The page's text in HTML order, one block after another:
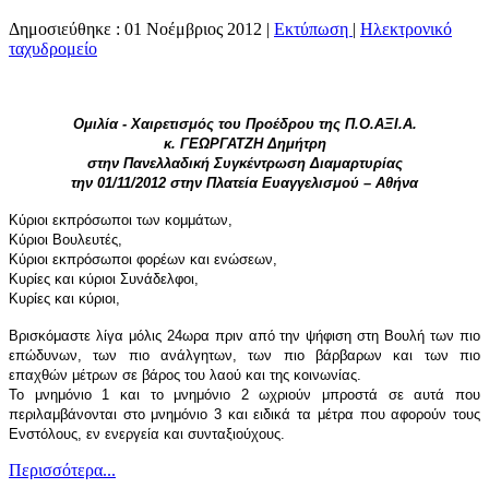
Δημοσιεύθηκε : 01 Νοέμβριος 2012 | Εκτύπωση | Ηλεκτρονικό
ταχυδρομείο
Ομιλία - Χαιρετισμός του Προέδρου της Π.Ο.ΑΞΙ.Α.
κ. ΓΕΩΡΓΑΤΖΗ Δημήτρη
στην Πανελλαδική Συγκέντρωση Διαμαρτυρίας
την 01/11/2012 στην Πλατεία Ευαγγελισμού – Αθήνα
Κύριοι εκπρόσωποι των κομμάτων,
Κύριοι Βουλευτές,
Κύριοι εκπρόσωποι φορέων και ενώσεων,
Κυρίες και κύριοι Συνάδελφοι,
Κυρίες και κύριοι,
Βρισκόμαστε λίγα μόλις 24ωρα πριν από την ψήφιση στη Βουλή των πιο
επώδυνων, των πιο ανάλγητων, των πιο βάρβαρων και των πιο
επαχθών μέτρων σε βάρος του λαού και της κοινωνίας.
Το μνημόνιο 1 και το μνημόνιο 2 ωχριούν μπροστά σε αυτά που
περιλαμβάνονται στο μνημόνιο 3 και ειδικά τα μέτρα που αφορούν τους
Ενστόλους, εν ενεργεία και συνταξιούχους.
Περισσότερα...